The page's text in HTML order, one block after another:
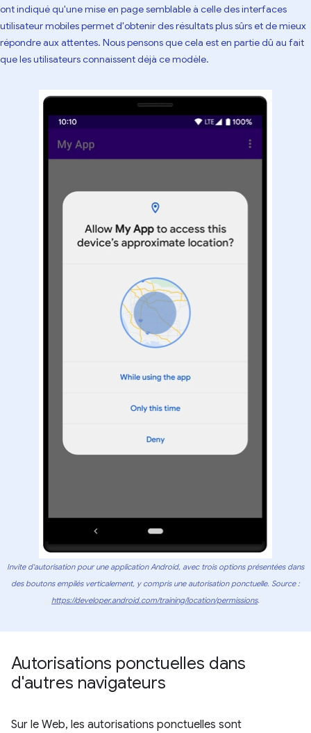
ont indiqué qu'une mise en page semblable à celle des interfaces
utilisateur mobiles permet d'obtenir des résultats plus sûrs et de mieux
répondre aux attentes. Nous pensons que cela est en partie dû au fait
que les utilisateurs connaissent déjà ce modèle.
Invite d'autorisation pour une application Android, avec trois options présentées dans
des boutons empilés verticalement, y compris une autorisation ponctuelle. Source :
https://developer.android.com/training/location/permissions.
Autorisations ponctuelles dans
d'autres navigateurs
Sur le Web, les autorisations ponctuelles sont